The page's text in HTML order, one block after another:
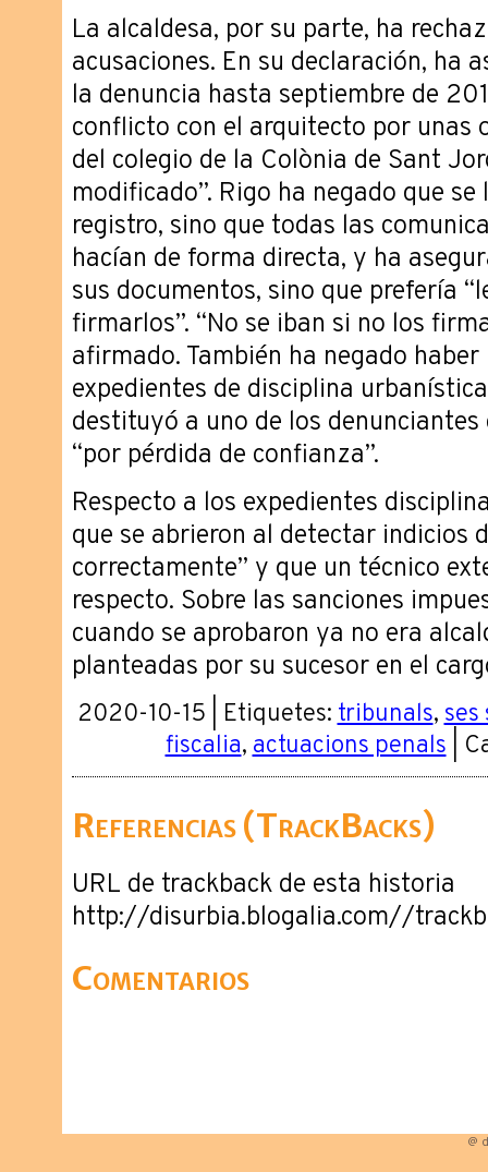
La alcaldesa, por su parte, ha
acusaciones. En su declaración, ha
la denuncia hasta septiembre de
conflicto con el arquitecto por unas
del colegio de la Colònia de Sant
modificado”. Rigo ha negado que
registro, sino que todas las
hacían de forma directa, y ha
sus documentos, sino que prefería
firmarlos”. “No se iban si no los
afirmado. También ha negado
expedientes de disciplina
destituyó a uno de los
“por pérdida de confianza”.
Respecto a los expedientes
que se abrieron al detectar indicios
correctamente” y que un técnico
respecto. Sobre las sanciones
cuando se aprobaron ya no era
planteadas por su sucesor en el
2020-10-15 | Etiquetes:tribunals,ses
fiscalia,actuacions penals|
Referencias (TrackBacks)
URL de trackback de esta historia
http://disurbia.blogalia.com//
Comentarios
@